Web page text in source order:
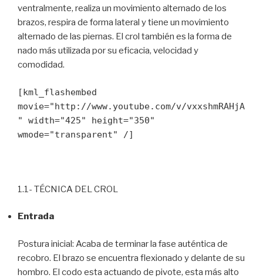
ventralmente, realiza un movimiento alternado de los
brazos, respira de forma lateral y tiene un movimiento
alternado de las piernas. El crol también es la forma de
nado más utilizada por su eficacia, velocidad y
comodidad.
[kml_flashembed
movie="http://www.youtube.com/v/vxxshmRAHjA
" width="425" height="350"
wmode="transparent" /]
1.1- TÉCNICA DEL CROL
Entrada
Postura inicial: Acaba de terminar la fase auténtica de
recobro. El brazo se encuentra flexionado y delante de su
hombro. El codo esta actuando de pivote, esta más alto